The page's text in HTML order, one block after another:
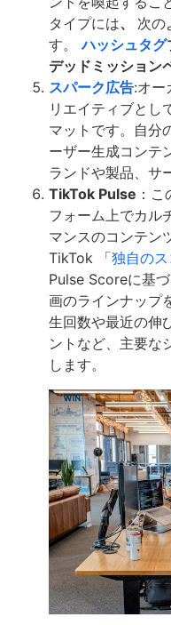
タイプには、 次の
す。ハッシュタグ
デッドミッション
スパーク広告:オー
リエイティブとし
マットです。自分
ーザー生成コンテ
ランドや製品、サ
TikTok Pulse ：
フォーム上でカル
マンスのコンテン
TikTok 「独自の
Pulse Scoreに基
画のラインナップ
生回数や最近の伸
ントなど、主要な
します。